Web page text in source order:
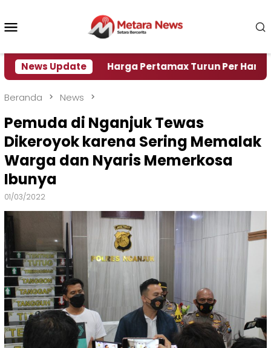
konten
News Update
Air Harga Pertamax Turun Per Hari Ini, Segini
Beranda News
Pemuda di Nganjuk Tewas
Dikeroyok karena Sering Memalak
Warga dan Nyaris Memerkosa
Ibunya
01/03/2022